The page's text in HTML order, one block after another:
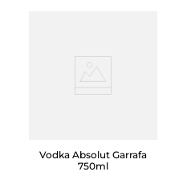
Vodka Absolut Garrafa
750ml